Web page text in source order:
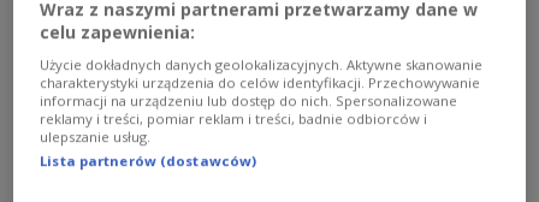
zdjęcie z rewelacją imprezy w Paryżu. Na to jednak
nie było zbyt wielu okazji, bo Maja Chwalińska
została szybko przeprowadzona do samochodu i
odjechała z lotniska.
Wraz z naszymi partnerami przetwarzamy dane w
celu zapewnienia:
Użycie dokładnych danych geolokalizacyjnych. Aktywne skanowanie
charakterystyki urządzenia do celów identyfikacji. Przechowywanie
informacji na urządzeniu lub dostęp do nich. Spersonalizowane
reklamy i treści, pomiar reklam i treści, badnie odbiorców i
ulepszanie usług.
Lista partnerów (dostawców)